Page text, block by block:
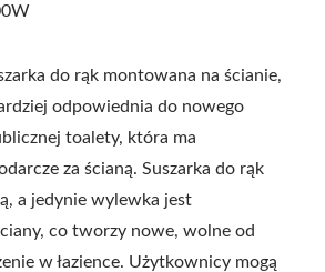
do rąk montowana na ścianie,
odpowiednia do nowego
toalety, która ma
za ścianą. Suszarka do rąk
a jedynie wylewka jest
co tworzy nowe, wolne od
w łazience. Użytkownicy mogą